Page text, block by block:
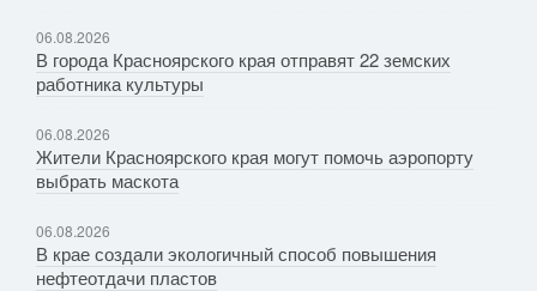
06.08.2026
В города Красноярского края отправят 22 земских
работника культуры
06.08.2026
Жители Красноярского края могут помочь аэропорту
выбрать маскота
06.08.2026
В крае создали экологичный способ повышения
нефтеотдачи пластов